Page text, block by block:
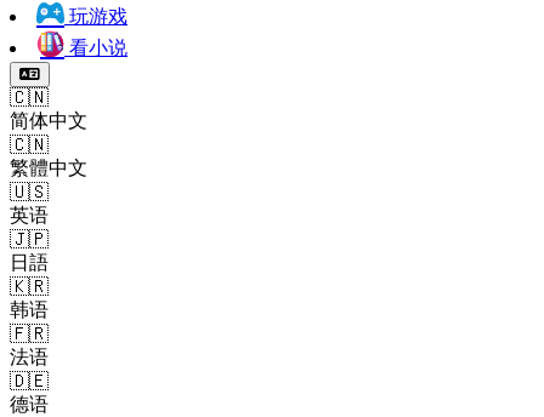
玩游戏
看小说
🇨🇳
简体中文
🇨🇳
繁體中文
🇺🇸
英语
🇯🇵
日語
🇰🇷
韩语
🇫🇷
法语
🇩🇪
德语